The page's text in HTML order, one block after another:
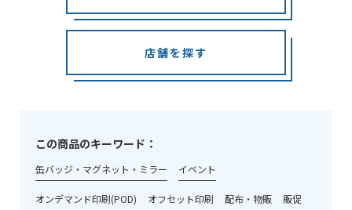
店舗を探す
この商品のキーワード：
缶バッジ・マグネット・ミラー イベント
オンデマンド印刷(POD) オフセット印刷 配布・物販 販促